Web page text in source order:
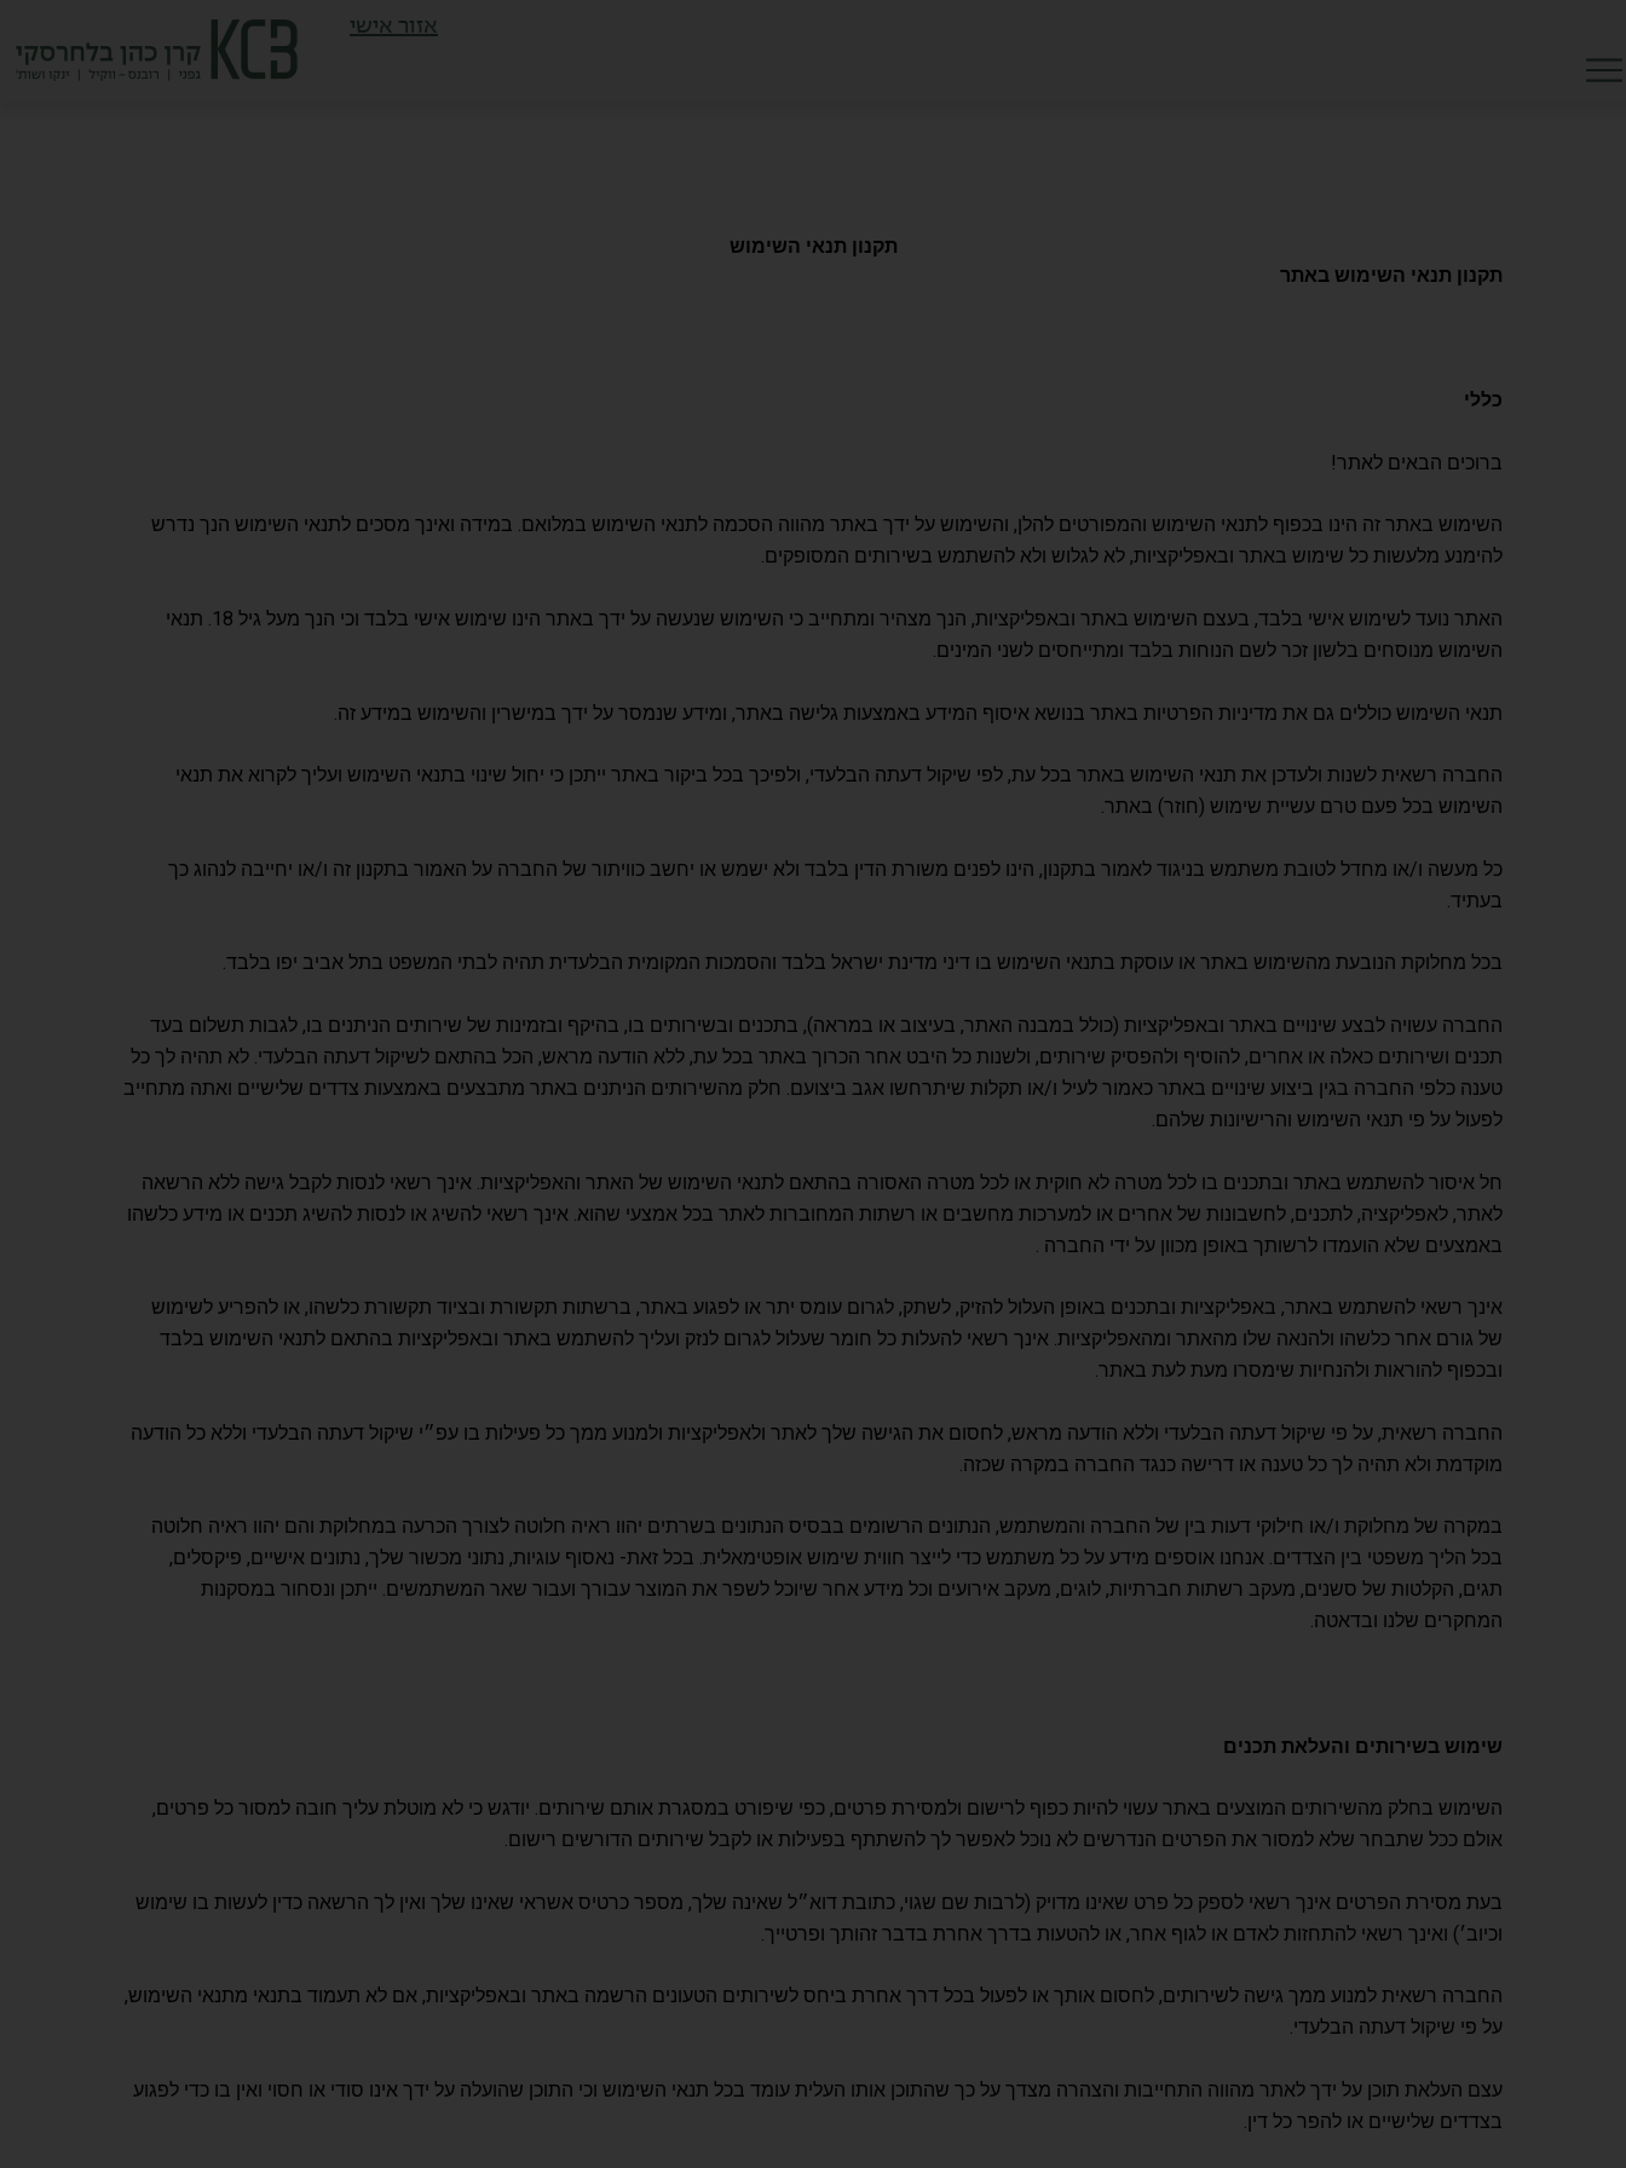
אזור אישי
תקנון תנאי השימוש
תקנון תנאי השימוש באתר
כללי
ברוכים הבאים לאתר!
השימוש באתר זה הינו בכפוף לתנאי השימוש והמפורטים להלן, והשימוש על ידך באתר מהווה הסכמה לתנאי השימוש במלואם. במידה ואינך מסכים לתנאי השימוש הנך נדרש
להימנע מלעשות כל שימוש באתר ובאפליקציות, לא לגלוש ולא להשתמש בשירותים המסופקים.
האתר נועד לשימוש אישי בלבד, בעצם השימוש באתר ובאפליקציות, הנך מצהיר ומתחייב כי השימוש שנעשה על ידך באתר הינו שימוש אישי בלבד וכי הנך מעל גיל 18. תנאי
השימוש מנוסחים בלשון זכר לשם הנוחות בלבד ומתייחסים לשני המינים.
תנאי השימוש כוללים גם את מדיניות הפרטיות באתר בנושא איסוף המידע באמצעות גלישה באתר, ומידע שנמסר על ידך במישרין והשימוש במידע זה.
החברה רשאית לשנות ולעדכן את תנאי השימוש באתר בכל עת, לפי שיקול דעתה הבלעדי, ולפיכך בכל ביקור באתר ייתכן כי יחול שינוי בתנאי השימוש ועליך לקרוא את תנאי
השימוש בכל פעם טרם עשיית שימוש (חוזר) באתר.
כל מעשה ו/או מחדל לטובת משתמש בניגוד לאמור בתקנון, הינו לפנים משורת הדין בלבד ולא ישמש או יחשב כוויתור של החברה על האמור בתקנון זה ו/או יחייבה לנהוג כך
בעתיד.
בכל מחלוקת הנובעת מהשימוש באתר או עוסקת בתנאי השימוש בו דיני מדינת ישראל בלבד והסמכות המקומית הבלעדית תהיה לבתי המשפט בתל אביב יפו בלבד.
החברה עשויה לבצע שינויים באתר ובאפליקציות (כולל במבנה האתר, בעיצוב או במראה), בתכנים ובשירותים בו, בהיקף ובזמינות של שירותים הניתנים בו, לגבות תשלום בעד
תכנים ושירותים כאלה או אחרים, להוסיף ולהפסיק שירותים, ולשנות כל היבט אחר הכרוך באתר בכל עת, ללא הודעה מראש, הכל בהתאם לשיקול דעתה הבלעדי. לא תהיה לך כל
טענה כלפי החברה בגין ביצוע שינויים באתר כאמור לעיל ו/או תקלות שיתרחשו אגב ביצועם. חלק מהשירותים הניתנים באתר מתבצעים באמצעות צדדים שלישיים ואתה מתחייב
לפעול על פי תנאי השימוש והרישיונות שלהם.
חל איסור להשתמש באתר ובתכנים בו לכל מטרה לא חוקית או לכל מטרה האסורה בהתאם לתנאי השימוש של האתר והאפליקציות. אינך רשאי לנסות לקבל גישה ללא הרשאה
לאתר, לאפליקציה, לתכנים, לחשבונות של אחרים או למערכות מחשבים או רשתות המחוברות לאתר בכל אמצעי שהוא. אינך רשאי להשיג או לנסות להשיג תכנים או מידע כלשהו
באמצעים שלא הועמדו לרשותך באופן מכוון על ידי החברה .
אינך רשאי להשתמש באתר, באפליקציות ובתכנים באופן העלול להזיק, לשתק, לגרום עומס יתר או לפגוע באתר, ברשתות תקשורת ובציוד תקשורת כלשהו, או להפריע לשימוש
של גורם אחר כלשהו ולהנאה שלו מהאתר ומהאפליקציות. אינך רשאי להעלות כל חומר שעלול לגרום לנזק ועליך להשתמש באתר ובאפליקציות בהתאם לתנאי השימוש בלבד
ובכפוף להוראות ולהנחיות שימסרו מעת לעת באתר.
החברה רשאית, על פי שיקול דעתה הבלעדי וללא הודעה מראש, לחסום את הגישה שלך לאתר ולאפליקציות ולמנוע ממך כל פעילות בו עפ״י שיקול דעתה הבלעדי וללא כל הודעה
מוקדמת ולא תהיה לך כל טענה או דרישה כנגד החברה במקרה שכזה.
במקרה של מחלוקת ו/או חילוקי דעות בין של החברה והמשתמש, הנתונים הרשומים בבסיס הנתונים בשרתים יהוו ראיה חלוטה לצורך הכרעה במחלוקת והם יהוו ראיה חלוטה
בכל הליך משפטי בין הצדדים. אנחנו אוספים מידע על כל משתמש כדי לייצר חווית שימוש אופטימאלית. בכל זאת- נאסוף עוגיות, נתוני מכשור שלך, נתונים אישיים, פיקסלים,
תגים, הקלטות של סשנים, מעקב רשתות חברתיות, לוגים, מעקב אירועים וכל מידע אחר שיוכל לשפר את המוצר עבורך ועבור שאר המשתמשים. ייתכן ונסחור במסקנות
המחקרים שלנו ובדאטה.
שימוש בשירותים והעלאת תכנים
השימוש בחלק מהשירותים המוצעים באתר עשוי להיות כפוף לרישום ולמסירת פרטים, כפי שיפורט במסגרת אותם שירותים. יודגש כי לא מוטלת עליך חובה למסור כל פרטים,
אולם ככל שתבחר שלא למסור את הפרטים הנדרשים לא נוכל לאפשר לך להשתתף בפעילות או לקבל שירותים הדורשים רישום.
בעת מסירת הפרטים אינך רשאי לספק כל פרט שאינו מדויק (לרבות שם שגוי, כתובת דוא״ל שאינה שלך, מספר כרטיס אשראי שאינו שלך ואין לך הרשאה כדין לעשות בו שימוש
וכיוב׳) ואינך רשאי להתחזות לאדם או לגוף אחר, או להטעות בדרך אחרת בדבר זהותך ופרטייך.
החברה רשאית למנוע ממך גישה לשירותים, לחסום אותך או לפעול בכל דרך אחרת ביחס לשירותים הטעונים הרשמה באתר ובאפליקציות, אם לא תעמוד בתנאי מתנאי השימוש,
על פי שיקול דעתה הבלעדי.
עצם העלאת תוכן על ידך לאתר מהווה התחייבות והצהרה מצדך על כך שהתוכן אותו העלית עומד בכל תנאי השימוש וכי התוכן שהועלה על ידך אינו סודי או חסוי ואין בו כדי לפגוע
בצדדים שלישיים או להפר כל דין.